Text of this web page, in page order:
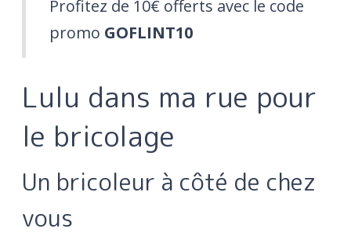
Profitez de 10€ offerts avec le code
promo GOFLINT10
Lulu dans ma rue pour
le bricolage
Un bricoleur à côté de chez
vous